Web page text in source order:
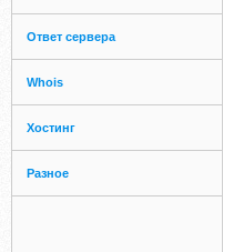
Ответ сервера
Whois
Хостинг
Разное